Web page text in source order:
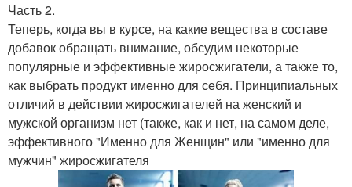
Часть 2.
Теперь, когда вы в курсе, на какие вещества в составе
добавок обращать внимание, обсудим некоторые
популярные и эффективные жиросжигатели, а также то,
как выбрать продукт именно для себя. Принципиальных
отличий в действии жиросжигателей на женский и
мужской организм нет (также, как и нет, на самом деле,
эффективного "Именно для Женщин" или "именно для
мужчин" жиросжигателя